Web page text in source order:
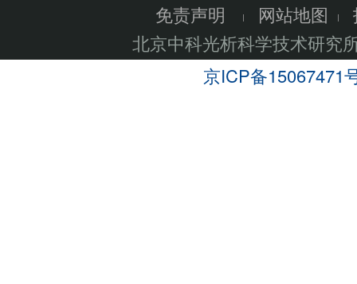
免责声明 网站地图
北京中科光析科学技术研究
京ICP备15067471